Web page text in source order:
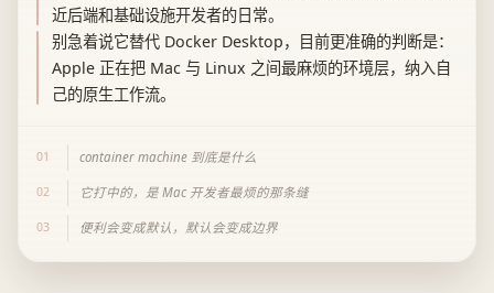
近后端和基础设施开发者的日常。
别急着说它替代 Docker Desktop，目前更准确的判断是：
Apple 正在把 Mac 与 Linux 之间最麻烦的环境层，纳入自
己的原生工作流。
01 container machine 到底是什么
02 它打中的，是 Mac 开发者最烦的那条缝
03 便利会变成默认，默认会变成边界